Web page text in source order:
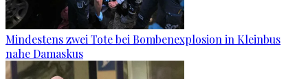
Mindestens zwei Tote bei Bombenexplosion in Kleinbus
nahe Damaskus